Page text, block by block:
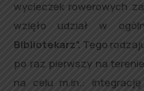
wycieczek rowerowych
wzięło udział w
Bibliotekarz”. Tego
po raz pierwszy na
na celu m.in.: